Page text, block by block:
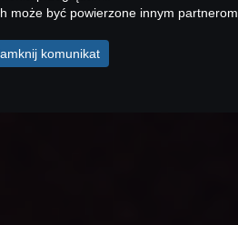
może być powierzone innym
komunikat